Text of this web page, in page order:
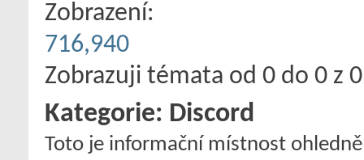
Zobrazení:
716,940
Zobrazuji témata od 0 do 0 z 0
Kategorie: Discord
Toto je informační místnost